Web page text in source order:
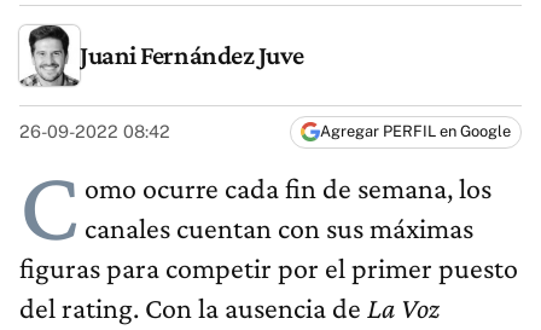
Juani Fernández Juve
26-09-2022 08:42 Agregar PERFIL en Google
C omo ocurre cada fin de semana, los
canales cuentan con sus máximas
figuras para competir por el primer puesto
del rating. Con la ausencia de La Voz